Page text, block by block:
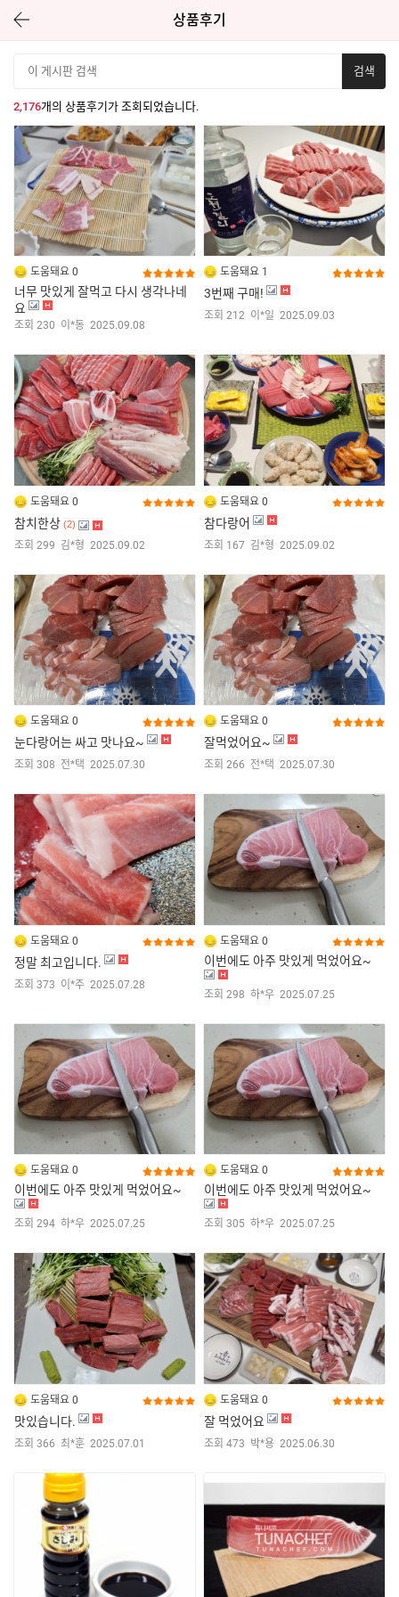
상품후기
상품후기
2,176개의 상품후기가 조회되었습니다.
도움돼요 0
너무 맛있게 잘먹고 다시 생각나네
요
조회 230 이*동 2025.09.08
도움돼요 1
3번째 구매!
조회 212 이*일 2025.09.03
도움돼요 0
참치한상(2)
조회 299 김*형 2025.09.02
도움돼요 0
참다랑어
조회 167 김*형 2025.09.02
도움돼요 0
눈다랑어는 싸고 맛나요~
조회 308 전*택 2025.07.30
도움돼요 0
잘먹었어요~
조회 266 전*택 2025.07.30
도움돼요 0
정말 최고입니다.
조회 373 이*주 2025.07.28
도움돼요 0
이번에도 아주 맛있게 먹었어요~
조회 298 하*우 2025.07.25
도움돼요 0
이번에도 아주 맛있게 먹었어요~
조회 294 하*우 2025.07.25
도움돼요 0
이번에도 아주 맛있게 먹었어요~
조회 305 하*우 2025.07.25
도움돼요 0
맛있습니다.
조회 366 최*훈 2025.07.01
도움돼요 0
잘 먹었어요
조회 473 박*용 2025.06.30